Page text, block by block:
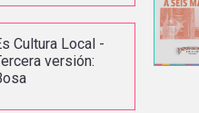
Cultura Local -
versión: